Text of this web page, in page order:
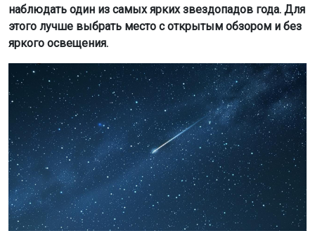
наблюдать один из самых ярких звездопадов года. Для
этого лучше выбрать место с открытым обзором и без
яркого освещения.